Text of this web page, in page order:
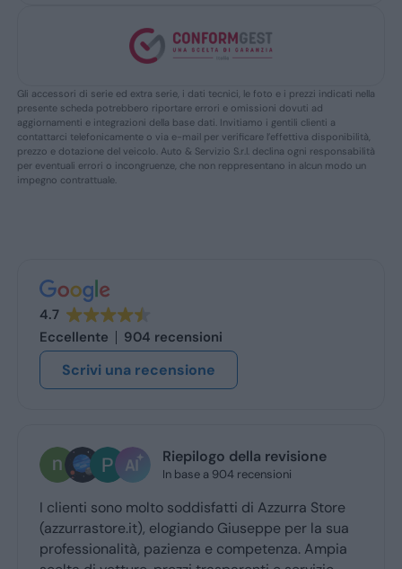
Gli accessori di serie ed extra serie, i dati tecnici, le foto e i prezzi indicati nella
presente scheda potrebbero riportare errori e omissioni dovuti ad
aggiornamenti e integrazioni della base dati. Invitiamo i gentili clienti a
contattarci telefonicamente o via e-mail per verificare l’effettiva disponibilità,
prezzo e dotazione del veicolo. Auto & Servizio S.r.l. declina ogni responsabilità
per eventuali errori o incongruenze, che non reppresentano in alcun modo un
impegno contrattuale.
4.7
Eccellente
904 recensioni
Scrivi una recensione
nestor alberto mochi
1 settimana fa
Giuseppe mi ha seguito dal primk momento della
trattativa. Sono molto soddisfatto